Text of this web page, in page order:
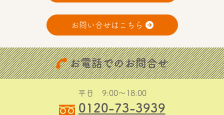
お問い合せはこちら
お電話でのお問合せ
平日 9:00〜18:00
0120-73-3939